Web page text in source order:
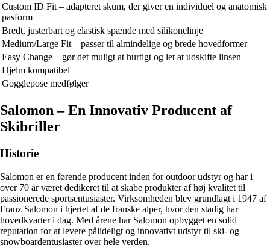
Custom ID Fit – adapteret skum, der giver en individuel og anatomisk
pasform
Bredt, justerbart og elastisk spænde med silikonelinje
Medium/Large Fit – passer til almindelige og brede hovedformer
Easy Change – gør det muligt at hurtigt og let at udskifte linsen
Hjelm kompatibel
Gogglepose medfølger
Salomon – En Innovativ Producent af
Skibriller
Historie
Salomon er en førende producent inden for outdoor udstyr og har i
over 70 år været dedikeret til at skabe produkter af høj kvalitet til
passionerede sportsentusiaster. Virksomheden blev grundlagt i 1947 af
Franz Salomon i hjertet af de franske alper, hvor den stadig har
hovedkvarter i dag. Med årene har Salomon opbygget en solid
reputation for at levere pålideligt og innovativt udstyr til ski- og
snowboardentusiaster over hele verden.